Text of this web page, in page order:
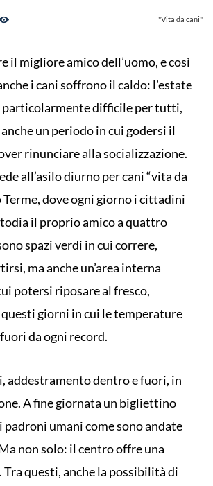
"Vita da cani"
il migliore amico dell’uomo, e così
i cani soffrono il caldo: l’estate
particolarmente difficile per tutti,
un periodo in cui godersi il
rinunciare alla socializzazione.
all’asilo diurno per cani “vita da
Terme, dove ogni giorno i cittadini
il proprio amico a quattro
spazi verdi in cui correre,
ma anche un’area interna
potersi riposare al fresco,
giorni in cui le temperature
da ogni record.
addestramento dentro e fuori, in
A fine giornata un bigliettino
padroni umani come sono andate
non solo: il centro offre una
Tra questi, anche la possibilità di